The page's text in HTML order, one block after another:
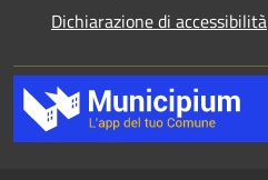
Dichiarazione di accessibilità